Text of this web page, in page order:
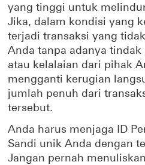
yang tinggi untuk
Jika, dalam kondisi yang
terjadi transaksi yang
Anda tanpa adanya
atau kelalaian dari pihak
mengganti kerugian
jumlah penuh dari
tersebut.
Anda harus menjaga ID
Sandi unik Anda dengan
Jangan pernah